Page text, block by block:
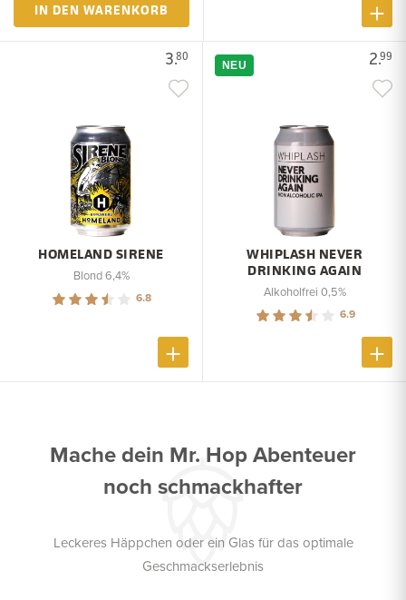
IN DEN WARENKORB
3.80
HOMELAND SIRENE
Blond 6,4%
6.8
2.99
NEU
WHIPLASH NEVER
DRINKING AGAIN
Alkoholfrei 0,5%
6.9
Mache dein Mr. Hop Abenteuer
noch schmackhafter
Leckeres Häppchen oder ein Glas für das optimale
Geschmackserlebnis